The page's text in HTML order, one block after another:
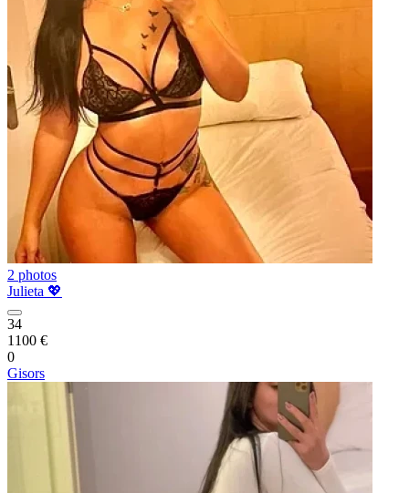
2 photos
Julieta 💖
34
1100 €
0
Gisors